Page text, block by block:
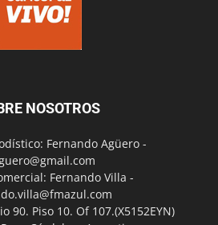
NOSOTROS
Fernando Agüero -
Fernando Villa -
90. Piso 10. Of 107.(X5152EYN)